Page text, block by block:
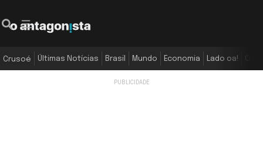
Crusoé Últimas Notícias Brasil Mundo Economia Lado oa!